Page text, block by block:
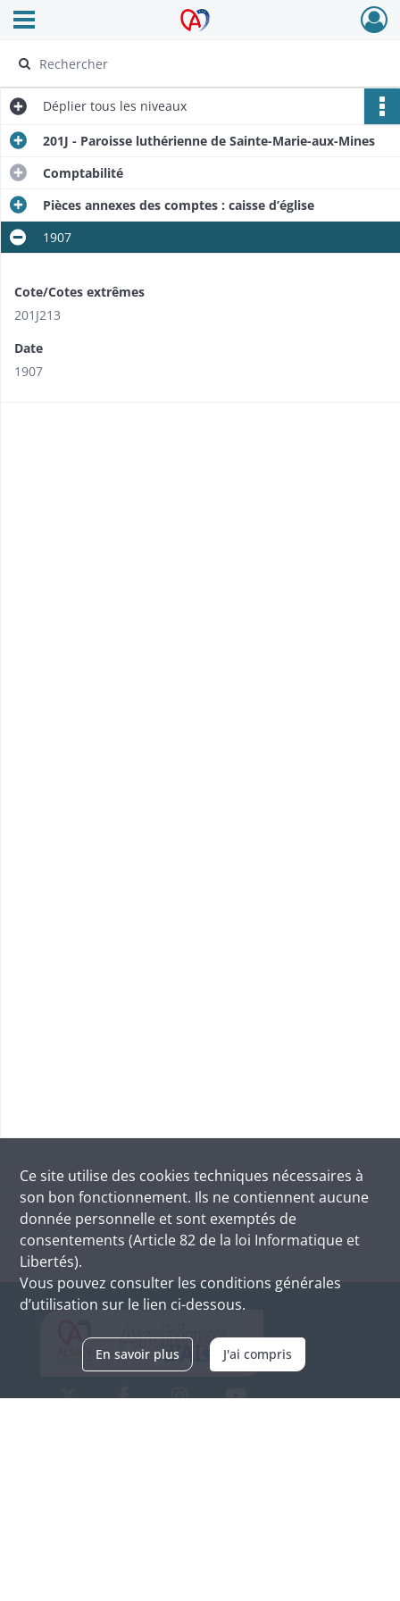
Archives Alsace - Colmar
Ouvrir le menu déroulant
Déplier tous les niveaux
201J - Paroisse luthérienne de Sainte-Marie-aux-Mines
Comptabilité
Pièces annexes des comptes : caisse d’église
1907
Cote/Cotes extrêmes
201J213
Date
1907
Ce site utilise des cookies techniques nécessaires à
son bon fonctionnement. Ils ne contiennent aucune
donnée personnelle et sont exemptés de
consentements (Article 82 de la loi Informatique et
Libertés).
Vous pouvez consulter les conditions générales
d’utilisation sur le lien ci-dessous.
En savoir plus J'ai compris